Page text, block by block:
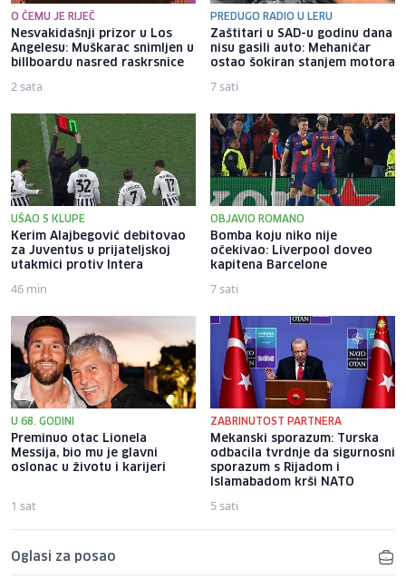
O ČEMU JE RIJEČ
Nesvakidašnji prizor u Los
Angelesu: Muškarac snimljen u
billboardu nasred raskrsnice
2 sata
PREDUGO RADIO U LERU
Zaštitari u SAD-u godinu dana
nisu gasili auto: Mehaničar
ostao šokiran stanjem motora
7 sati
UŠAO S KLUPE
Kerim Alajbegović debitovao
za Juventus u prijateljskoj
utakmici protiv Intera
46 min
OBJAVIO ROMANO
Bomba koju niko nije
očekivao: Liverpool doveo
kapitena Barcelone
7 sati
U 68. GODINI
Preminuo otac Lionela
Messija, bio mu je glavni
oslonac u životu i karijeri
1 sat
ZABRINUTOST PARTNERA
Mekanski sporazum: Turska
odbacila tvrdnje da sigurnosni
sporazum s Rijadom i
Islamabadom krši NATO
5 sati
Oglasi za posao